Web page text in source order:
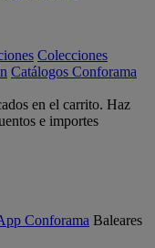
Colecciones
Catálogos Conforama
en el carrito. Haz
e importes
Conforama Baleares